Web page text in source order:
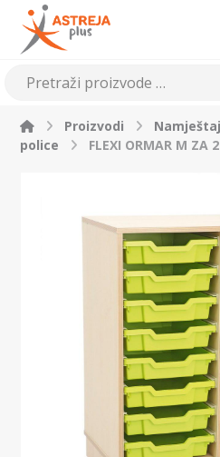
Proizvodi
police
FLEXI ORMAR M ZA